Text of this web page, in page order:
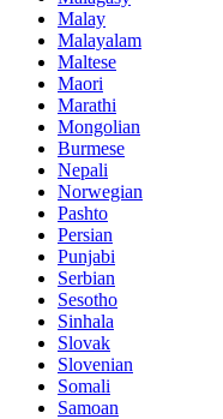
Malay
Malayalam
Maltese
Maori
Marathi
Mongolian
Burmese
Nepali
Norwegian
Pashto
Persian
Punjabi
Serbian
Sesotho
Sinhala
Slovak
Slovenian
Somali
Samoan